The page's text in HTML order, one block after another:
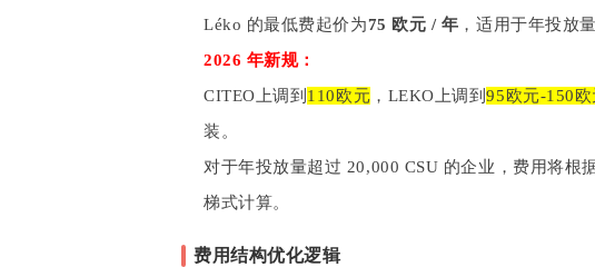
Léko 的最低费起价为75 欧元 / 年 ，适用于年投放
2026 年新规：
CITEO上调到 110欧元 ，LEKO上调到95欧元-150欧
装。
对于年投放量超过 20,000 CSU 的企业，费用将根
梯式计算。
费用结构优化逻辑